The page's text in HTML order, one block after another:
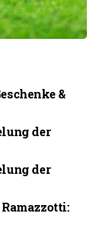
&
der
der